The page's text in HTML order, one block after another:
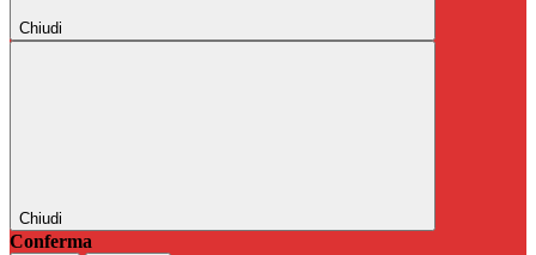
Chiudi
Chiudi
Conferma